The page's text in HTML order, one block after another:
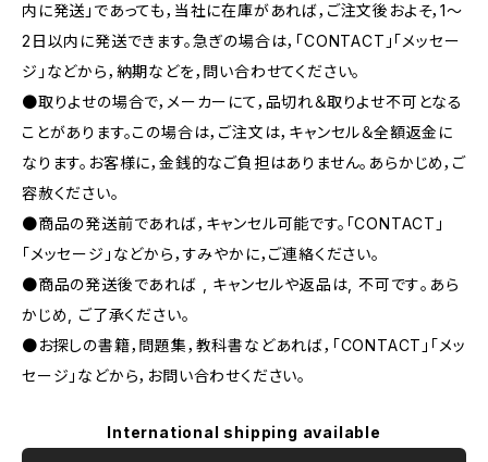
内に発送」であっても，当社に在庫があれば，ご注文後およそ，1〜
2日以内に発送できます。急ぎの場合は，「CONTACT」「メッセー
ジ」などから，納期などを，問い合わせてください。
●取りよせの場合で，メーカーにて，品切れ＆取りよせ不可となる
ことがあります。この場合は，ご注文は，キャンセル＆全額返金に
なります。お客様に，金銭的なご負担はありません。あらかじめ，ご
容赦ください。
●商品の発送前であれば，キャンセル可能です。「CONTACT」
「メッセージ」などから，すみやかに，ご連絡ください。
●商品の発送後であれば , キャンセルや返品は, 不可です｡あら
かじめ, ご了承ください｡
●お探しの書籍，問題集，教科書などあれば，「CONTACT」「メッ
セージ」などから，お問い合わせください。
International shipping available